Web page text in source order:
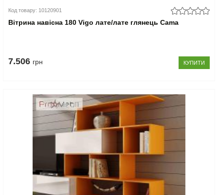
Код товару: 10120901
Вітрина навісна 180 Vigo лате/лате глянець Cama
7.506 грн КУПИТИ